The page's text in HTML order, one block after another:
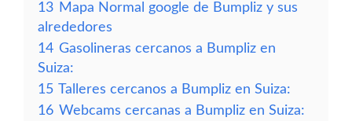
13 Mapa Normal google de Bumpliz y sus
alrededores
14 Gasolineras cercanos a Bumpliz en
Suiza:
15 Talleres cercanos a Bumpliz en Suiza:
16 Webcams cercanas a Bumpliz en Suiza: